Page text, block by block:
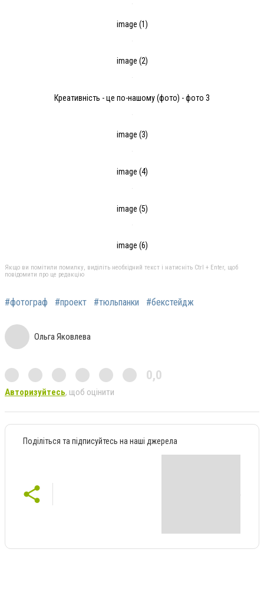
image (1)
image (2)
Креативність - це по-нашому (фото) - фото 3
image (3)
image (4)
image (5)
image (6)
Якщо ви помітили помилку, виділіть необхідний текст і натисніть Ctrl + Enter, щоб
повідомити про це редакцію
#фотограф #проект #тюльпанки #бекстейдж
Ольга Яковлева
0,0
Авторизуйтесь, щоб оцінити
Поділіться та підписуйтесь на наші джерела